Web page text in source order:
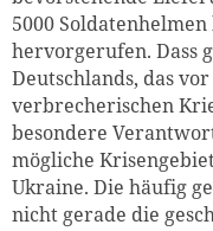
5000
hervorgerufen. Dass
Deutschlands, das
verbrecherischen
besondere
mögliche
Ukraine. Die häufig
nicht gerade die